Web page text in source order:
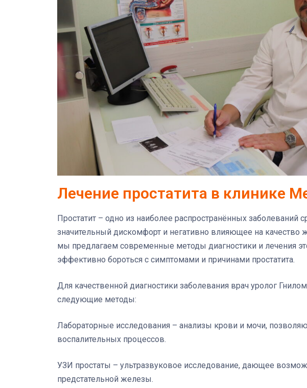
Лечение простатита в клинике
Простатит – одно из наиболее распространённых
значительный дискомфорт и негативно влияющее на качество
мы предлагаем современные методы диагностики и лечения
эффективно бороться с симптомами и причинами простатита.
Для качественной диагностики заболевания врач уролог
следующие методы:
Лабораторные исследования – анализы крови и мочи,
воспалительных процессов.
УЗИ простаты – ультразвуковое исследование, дающее
предстательной железы.